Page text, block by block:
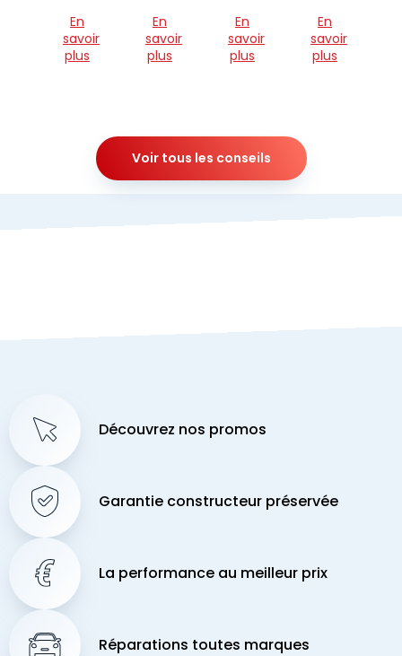
En
savoir
plus
En
savoir
plus
En
savoir
plus
En
savoir
plus
Voir tous les conseils
Découvrez nos promos
Garantie constructeur préservée
La performance au meilleur prix
Réparations toutes marques